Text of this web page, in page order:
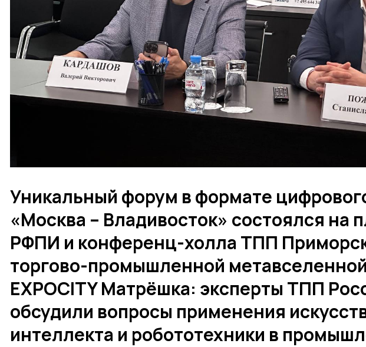
Уникальный форум в формате
«Москва – Владивосток» состоялся на
РФПИ и конференц-холла ТПП
торгово-промышленной метавселенной
EXPOCITY Матрёшка: эксперты ТПП
обсудили вопросы применения
интеллекта и робототехники в